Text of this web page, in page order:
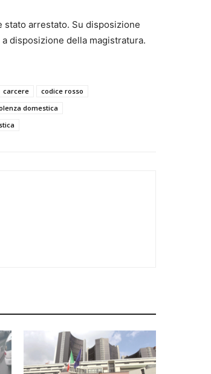
stato arrestato. Su disposizione
disposizione della magistratura.
carcere
codice rosso
domestica